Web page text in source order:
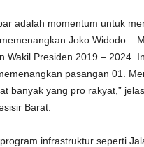
adalah momentum untuk
Joko Widodo –
Wakil Presiden 2019 – 2024.
pasangan 01.
banyak yang pro rakyat,”
Barat.
infrastruktur seperti